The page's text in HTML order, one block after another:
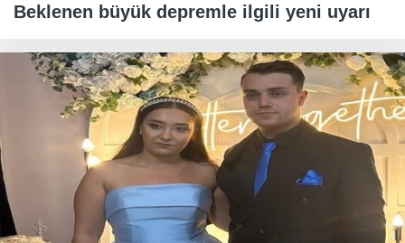
Beklenen büyük depremle ilgili yeni uyarı